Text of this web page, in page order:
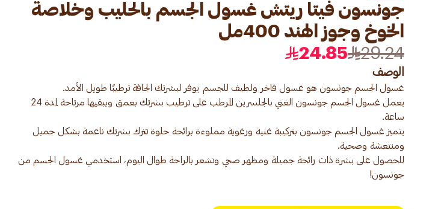
جونسون فيتا ريتش غسول الجسم بالحليب وخلاصة
الخوخ وجوز الهند 400مل
29.24
24.85
الوصف
يعمل غسول الجسم جونسون الغني بالجلسرين المرطب على ترطيب بشرتك بعمق ويبقيها مرتاحة لمدة 24
يتميز غسول الجسم جونسون بتركيبة غنية ورغوية مملوءة برائحة حلوة تترك بشرتك ناعمة بشكل جميل
للحصول على بشرة ذات رائحة جميلة ومظهر صحي وتشعر بالراحة طوال اليوم، استخدمي غسول الجسم من
جونسون!